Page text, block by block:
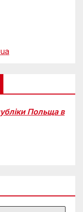
Польща в